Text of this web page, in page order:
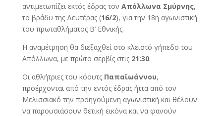
αντιμετωπίζει εκτός έδρας τον Απόλλωνα Σμύρνης,
το βράδυ της Δευτέρας (16/2), για την 18η αγωνιστική
του πρωταθλήματος Β’ Εθνικής.
Η αναμέτρηση θα διεξαχθεί στο κλειστό γήπεδο του
Απόλλωνα, με πρώτο σερβίς στις21:30.
Οι αθλήτριες του κόουτς Παπαϊωάννου,
προέρχονται από την εντός έδρας ήττα από τον
Μελισσιακό την προηγούμενη αγωνιστική και θέλουν
να παρουσιάσουν θετική εικόνα και να φανούν